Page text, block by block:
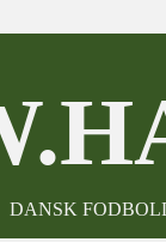
DANSK